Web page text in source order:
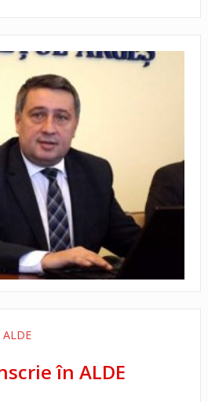
la şefia PNL
în ALDE